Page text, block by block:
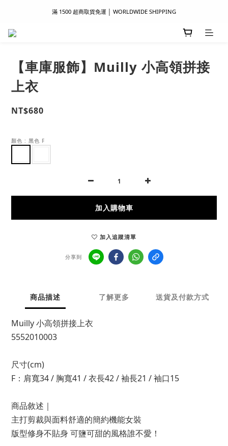
滿 1500 超商取貨免運 │ WORLDWIDE SHIPPING
滿 1500 超商取貨免運 │ WORLDWIDE SHIPPING
【車庫服飾】Muilly 小高領拼接
上衣
NT$680
顏色 : 黑色 F
加入購物車
加入追蹤清單
分享到
商品描述 了解更多 送貨及付款方式
Muilly 小高領拼接上衣
5552010003
尺寸(cm)
F：肩寬34 / 胸寬41 / 衣長42 / 袖長21 / 袖口15
商品敘述｜
主打剪裁與面料舒適的簡約機能女裝
版型修身不貼身 可鹽可甜的風格誰不愛！